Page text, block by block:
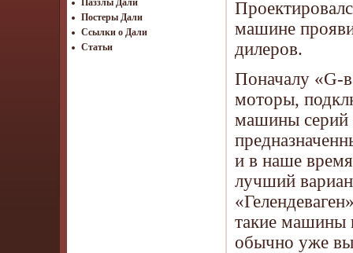
Паззлы Дали
Постеры Дали
Ссылки о Дали
Статьи
машине
дилеров.
Поначалу «G-
моторы,
машины серий
и в наше
лучший
такие машины
обычно уже